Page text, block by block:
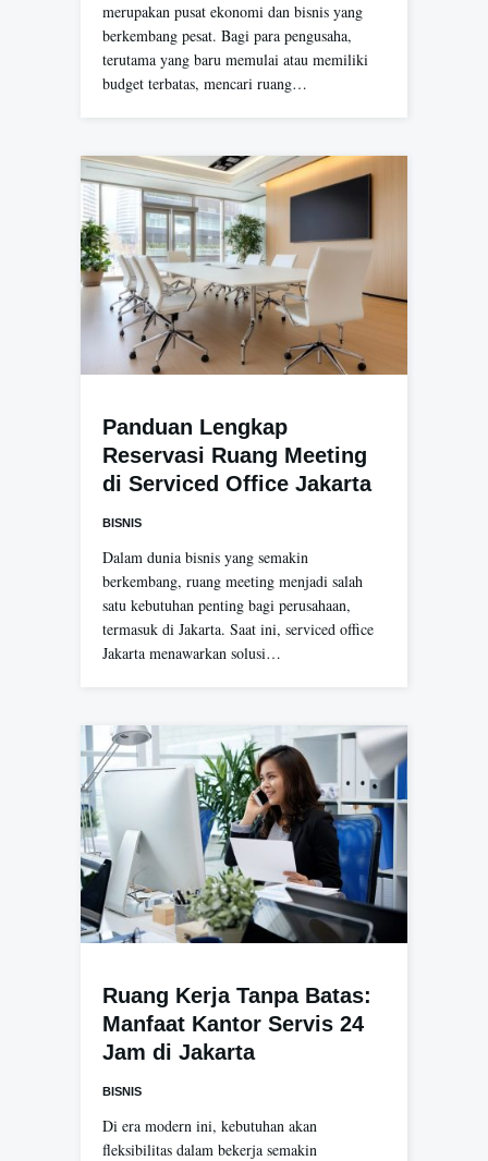
merupakan pusat ekonomi dan bisnis yang
berkembang pesat. Bagi para pengusaha,
terutama yang baru memulai atau memiliki
budget terbatas, mencari ruang…
Panduan Lengkap
Reservasi Ruang Meeting
di Serviced Office Jakarta
BISNIS
Dalam dunia bisnis yang semakin
berkembang, ruang meeting menjadi salah
satu kebutuhan penting bagi perusahaan,
termasuk di Jakarta. Saat ini, serviced office
Jakarta menawarkan solusi…
Ruang Kerja Tanpa Batas:
Manfaat Kantor Servis 24
Jam di Jakarta
BISNIS
Di era modern ini, kebutuhan akan
fleksibilitas dalam bekerja semakin